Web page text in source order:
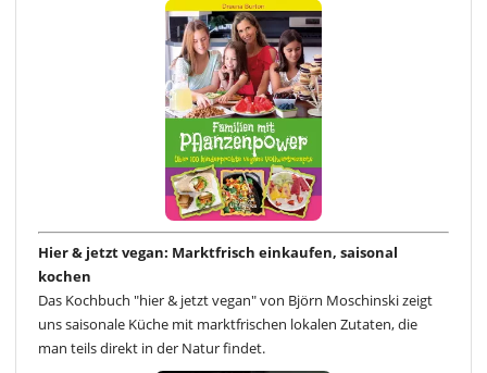
Hier & jetzt vegan: Marktfrisch einkaufen, saisonal
kochen
Das Kochbuch "hier & jetzt vegan" von Björn Moschinski zeigt
uns saisonale Küche mit marktfrischen lokalen Zutaten, die
man teils direkt in der Natur findet.